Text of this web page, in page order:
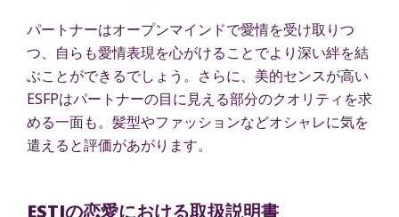
パートナーはオープンマインドで愛情を受け取りつ
つ、自らも愛情表現を心がけることでより深い絆を結
ぶことができるでしょう。さらに、美的センスが高い
ESFPはパートナーの目に見える部分のクオリティを求
める一面も。髪型やファッションなどオシャレに気を
遣えると評価があがります。
ESTJの恋愛における取扱説明書